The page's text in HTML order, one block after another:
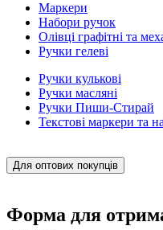
Маркери
Набори ручок
Олівці графітні та
Ручки гелеві
Ручки кулькові
Ручки масляні
Ручки Пиши-Стирай
Текстові маркери та
Для оптових покупців
Форма для